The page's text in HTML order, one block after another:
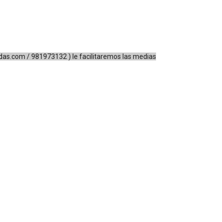
/ 981973132 ) le facilitaremos las medias